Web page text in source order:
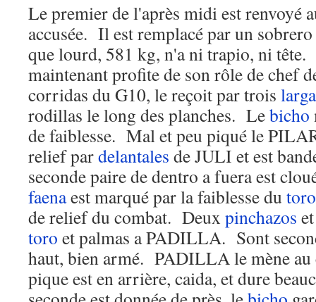
Le premier de l'après midi est renvoyé
accusée. Il est remplacé par un
que lourd, 581 kg, n'a ni trapio, ni
maintenant profite de son rôle de chef
corridas du G10, le reçoit par trois
rodillas le long des planches. Lebicho
de faiblesse. Mal et peu piqué le
relief pardelantales de JULI et est
seconde paire de dentro a fuera est
faenaest marqué par la faiblesse du toro
de relief du combat. Deux pinchazos
toro et palmas a PADILLA. Sont
haut, bien armé. PADILLA le mène
pique est en arrière, caida, et dure